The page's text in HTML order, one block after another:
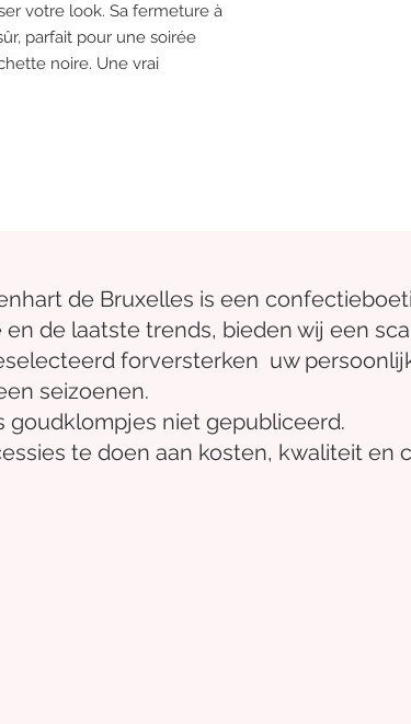
votre look. Sa fermeture à
parfait pour une soirée
noire. Une vrai
hart de Bruxelles is een
de laatste trends, bieden wij een
forversterken uw
seizoenen.
goudklompjes niet gepubliceerd.
te doen aan kosten, kwaliteit en